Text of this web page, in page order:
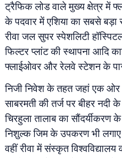
ट्रैफिक लोड वाले मुख्य क्षेत्र में
के पदवार में एशिया का सबसे बड़ा
रीवा जल सुपर स्पेशलिटी
फिल्टर प्लांट की स्थापना आदि
फ्लाईओवर और रेलवे स्टेशन के पास
निजी निवेश के तहत जहां एक ओर
साबरमती की तर्ज पर बीहर नदी
चिरहुला तालाब का सौंदर्यीकरण
निशुल्क जिम के उपकरण भी लगाए
वहीं रीवा में संस्कृत